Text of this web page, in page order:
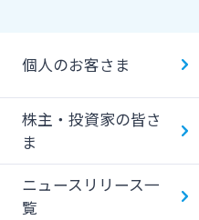
個人のお客さま
株主・投資家の皆さ
ま
ニュースリリース一
覧